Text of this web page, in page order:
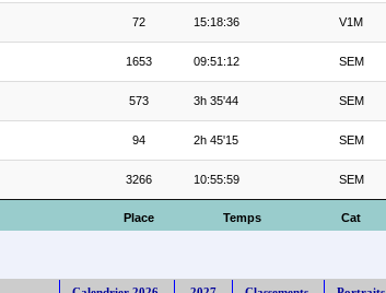
Place Temps Cat
72 15:18:36 V1M
1653 09:51:12 SEM
573 3h 35'44 SEM
94 2h 45'15 SEM
3266 10:55:59 SEM